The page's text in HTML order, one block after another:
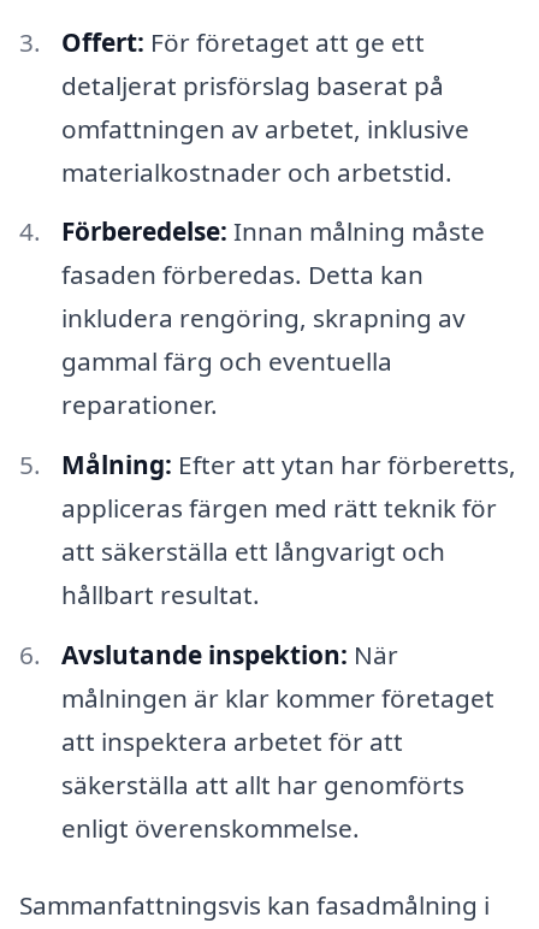
Offert: För företaget att ge ett
detaljerat prisförslag baserat på
omfattningen av arbetet, inklusive
materialkostnader och arbetstid.
Förberedelse: Innan målning måste
fasaden förberedas. Detta kan
inkludera rengöring, skrapning av
gammal färg och eventuella
reparationer.
Målning: Efter att ytan har förberetts,
appliceras färgen med rätt teknik för
att säkerställa ett långvarigt och
hållbart resultat.
Avslutande inspektion: När
målningen är klar kommer företaget
att inspektera arbetet för att
säkerställa att allt har genomförts
enligt överenskommelse.
Sammanfattningsvis kan fasadmålning i